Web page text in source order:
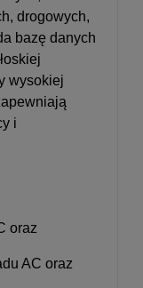
drogowych,
bazę danych
wysokiej
i
oraz
AC oraz